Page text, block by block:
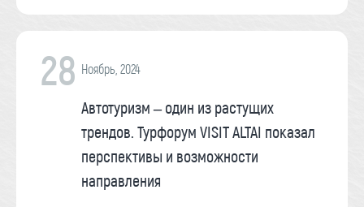
28 Ноябрь, 2024
Автотуризм – один из растущих
трендов. Турфорум VISIT ALTAI показал
перспективы и возможности
направления